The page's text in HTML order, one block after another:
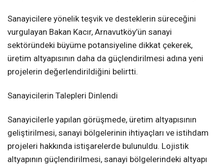
Sanayicilere yönelik teşvik ve desteklerin süreceğini
vurgulayan Bakan Kacır, Arnavutköy’ün sanayi
sektöründeki büyüme potansiyeline dikkat çekerek,
üretim altyapısının daha da güçlendirilmesi adına yeni
projelerin değerlendirildiğini belirtti.
Sanayicilerin Talepleri Dinlendi
Sanayicilerle yapılan görüşmede, üretim altyapısının
geliştirilmesi, sanayi bölgelerinin ihtiyaçları ve istihdam
projeleri hakkında istişarelerde bulunuldu. Lojistik
altyapının güçlendirilmesi, sanayi bölgelerindeki altyapı